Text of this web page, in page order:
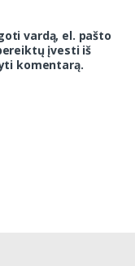
vardą, el. pašto
įvesti iš
komentarą.